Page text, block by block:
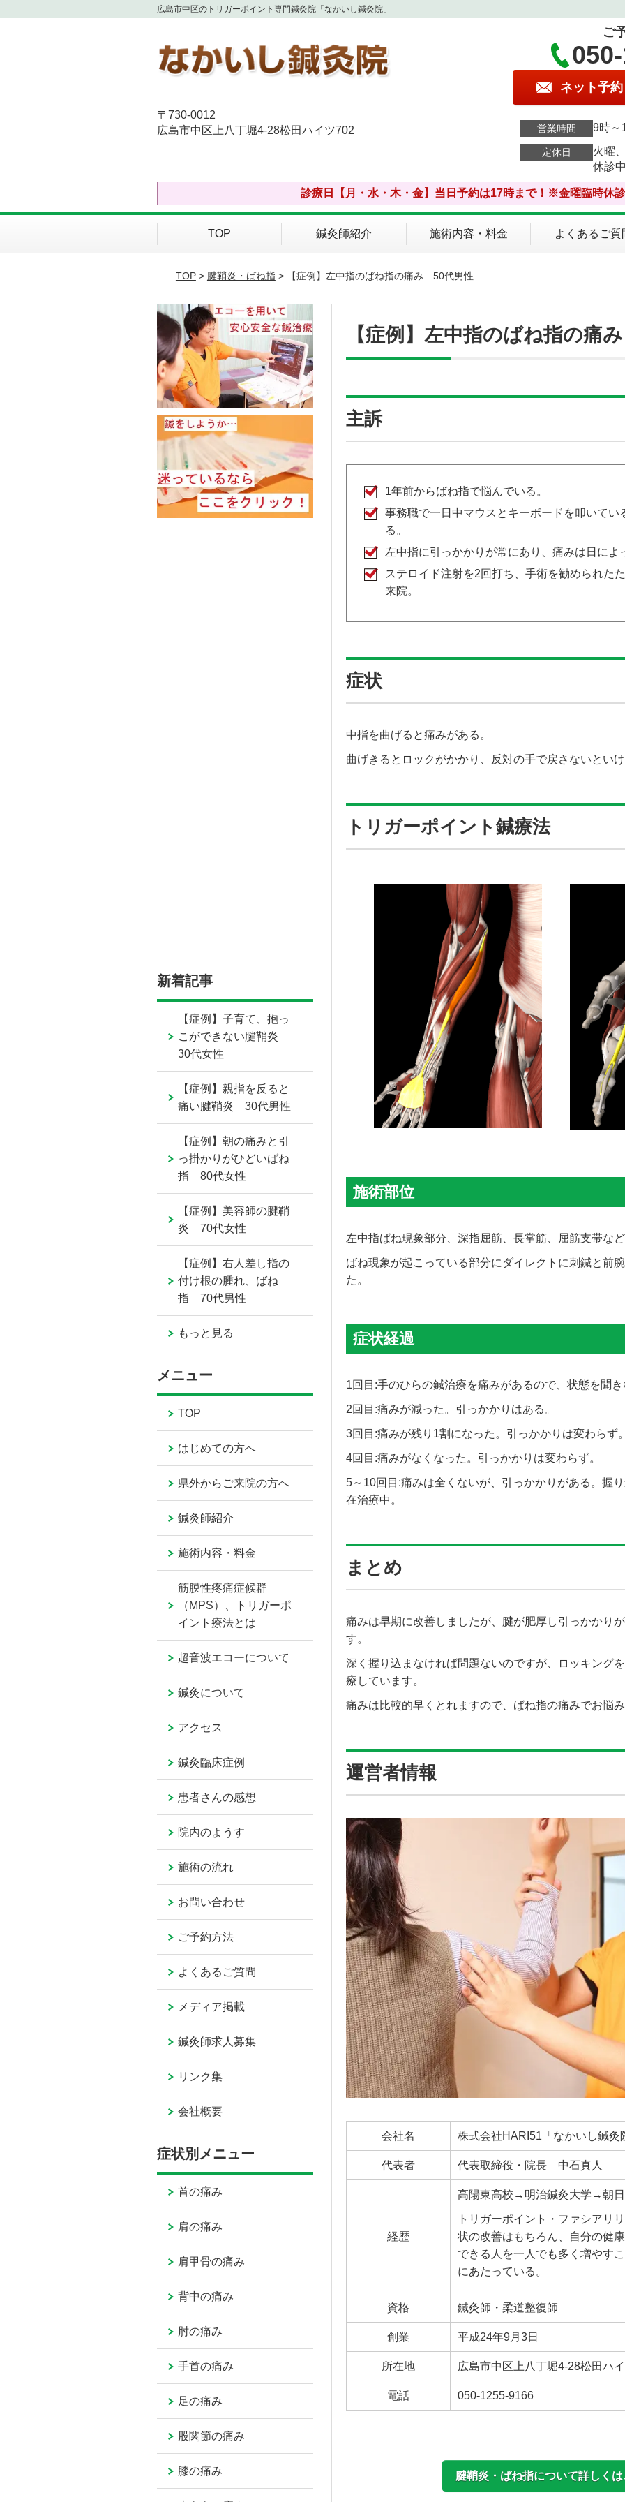
広島市中区のトリガーポイント専門鍼灸院「なかいし鍼灸院」
〒730-0012
広島市中区上八丁堀4-28松田ハイツ702
ご
ネット予約
営業時間 9時～
定休日
火曜
休診
診療日【月・水・木・金】当日予約は17時まで！※金曜臨時休
TOP 鍼灸師紹介 施術内容・料金 よくあるご質
TOP> 腱鞘炎・ばね指> 【症例】左中指のばね指の痛み 50代男性
【症例】左中指のばね指の痛
主訴
1年前からばね指で悩んでいる。
事務職で一日中マウスとキーボードを叩いてい
る。
左中指に引っかかりが常にあり、痛みは日によ
ステロイド注射を2回打ち、手術を勧められた
来院。
症状
中指を曲げると痛みがある。
曲げきるとロックがかかり、反対の手で戻さないとい
トリガーポイント鍼療法
施術部位
左中指ばね現象部分、深指屈筋、長掌筋、屈筋支帯など
ばね現象が起こっている部分にダイレクトに刺鍼と前
た。
症状経過
1回目:手のひらの鍼治療を痛みがあるので、状態を聞
2回目:痛みが減った。引っかかりはある。
3回目:痛みが残り1割になった。引っかかりは変わらず
4回目:痛みがなくなった。引っかかりは変わらず。
5～10回目:痛みは全くないが、引っかかりがある。握
在治療中。
まとめ
痛みは早期に改善しましたが、腱が肥厚し引っかかり
す。
深く握り込まなければ問題ないのですが、ロッキング
療しています。
痛みは比較的早くとれますので、ばね指の痛みでお悩
運営者情報
会社名 株式会社HARI51「なかいし鍼灸
代表者 代表取締役・院長 中石真人
経歴
高陽東高校→明治鍼灸大学→朝
トリガーポイント・ファシアリ
状の改善はもちろん、自分の健
できる人を一人でも多く増やす
にあたっている。
資格 鍼灸師・柔道整復師
創業 平成24年9月3日
所在地 広島市中区上八丁堀4-28松田ハ
電話 050-1255-9166
腱鞘炎・ばね指について詳しく
新着記事
【症例】子育て、抱っ
こができない腱鞘炎
30代女性
【症例】親指を反ると
痛い腱鞘炎 30代男性
【症例】朝の痛みと引
っ掛かりがひどいばね
指 80代女性
【症例】美容師の腱鞘
炎 70代女性
【症例】右人差し指の
付け根の腫れ、ばね
指 70代男性
もっと見る
メニュー
TOP
はじめての方へ
県外からご来院の方へ
鍼灸師紹介
施術内容・料金
筋膜性疼痛症候群
（MPS）、トリガーポ
イント療法とは
超音波エコーについて
鍼灸について
アクセス
鍼灸臨床症例
患者さんの感想
院内のようす
施術の流れ
お問い合わせ
ご予約方法
よくあるご質問
メディア掲載
鍼灸師求人募集
リンク集
会社概要
症状別メニュー
首の痛み
肩の痛み
肩甲骨の痛み
背中の痛み
肘の痛み
手首の痛み
足の痛み
股関節の痛み
膝の痛み